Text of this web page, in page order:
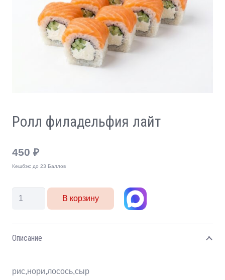
Ролл филадельфия лайт
450 ₽
Кешбэк: до 23 Баллов
Количество
Ролл
филадельфия
В корзину
Описание
рис,нори,лосось,сыр